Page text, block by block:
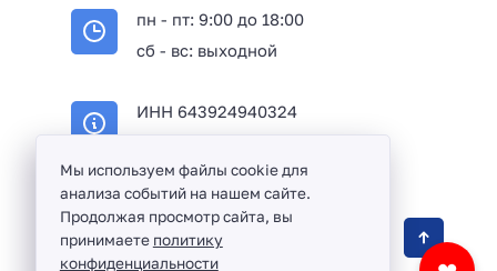
пн - пт: 9:00 до 18:00
сб - вс: выходной
ИНН 643924940324
Оптовая продажа сантехники и комплектующих
в Балаково и Саратовской области ©
Мы используем файлы cookie для
анализа событий на нашем сайте.
Продолжая просмотр сайта, вы
принимаете политику
конфиденциальности